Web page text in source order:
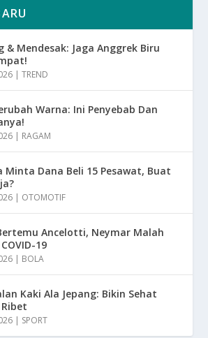
& Mendesak: Jaga Anggrek Biru
|TREND
Warna: Ini Penyebab Dan
| RAGAM
Minta Dana Beli 15 Pesawat, Buat
| OTOMOTIF
Ancelotti, Neymar Malah
19
| BOLA
Kaki Ala Jepang: Bikin Sehat
| SPORT